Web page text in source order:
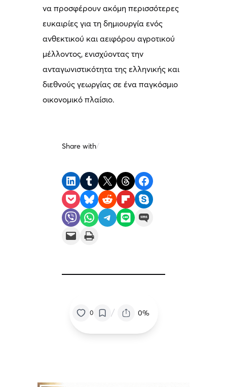
να προσφέρουν ακόμη περισσότερες
ευκαιρίες για τη δημιουργία ενός
ανθεκτικού και αειφόρου αγροτικού
μέλλοντος, ενισχύοντας την
ανταγωνιστικότητα της ελληνικής και
διεθνούς γεωργίας σε ένα παγκόσμιο
οικονομικό πλαίσιο.
Share with/
Share on LinkedIn Share on Tumblr Share on X Share on Threads
Share on Facebook
Share on Pocket
Share on Bluesky Share on Reddit Share on Flipboard
Share on Skype
Share on Viber
Share on WhatsApp Share on Telegram Share on LINE
Share on SMS
Email this Page
Print this Page
0 / 0%